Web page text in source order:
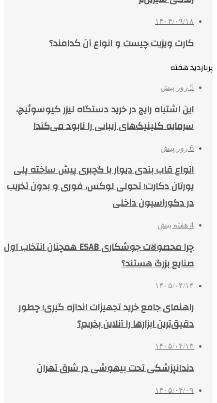
۱۴۰۴/۰۹/۱۸
کارت ویزیت چیست و انواع آن کدامند؟
پربازدید هفته
5 روز پیش
این اشتباه رایج در خرید دستگاه لیزر کیوسوئیچ،
سرمایه کلینیک‌های زیبایی را نابود می‌کند!
6 روز پیش
انواع قاب بندی دیوار با گچبری پیش ساخته پلی
یورتان دکارت؛ تحولی لوکس، فوری و بدون تخریب
در دکوراسیون داخلی
4 هفته پیش
چرا محصولات جوشکاری ESAB همچنان انتخاب اول
صنایع بزرگ هستند؟
۱۴۰۵/۰۴/۱۴
راهنمای جامع خرید تجهیزات اندازه گیری؛ چطور
دقیق‌ترین ابزارها را آنلاین بخریم؟
۱۴۰۵/۰۴/۱۳
دندانپزشکی تحت بیهوشی در شرق تهران
۱۴۰۵/۰۴/۰۹